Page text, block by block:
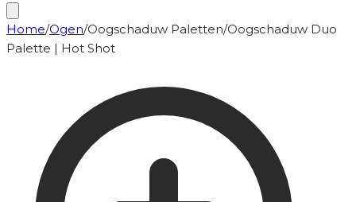
Home/Ogen/Oogschaduw Paletten/Oogschaduw Duo
Palette | Hot Shot